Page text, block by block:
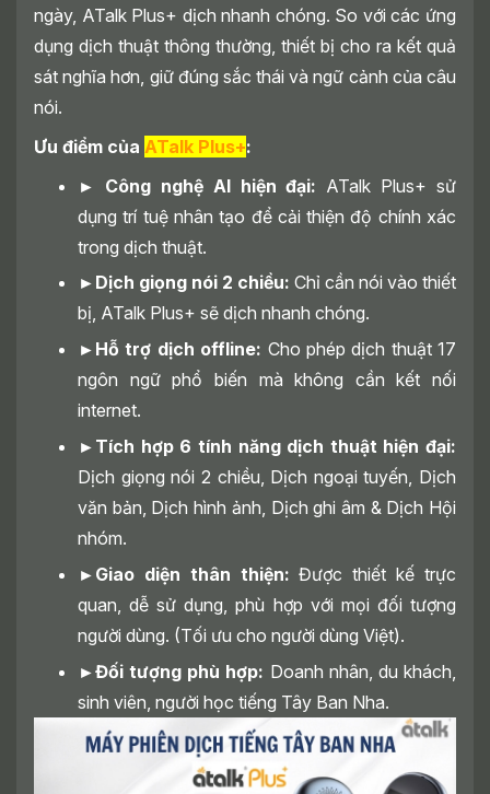
ngày, ATalk Plus+ dịch nhanh chóng. So với các ứng
dụng dịch thuật thông thường, thiết bị cho ra kết quả
sát nghĩa hơn, giữ đúng sắc thái và ngữ cảnh của câu
nói.
Ưu điểm của ATalk Plus+:
► Công nghệ AI hiện đại: ATalk Plus+ sử
dụng trí tuệ nhân tạo để cải thiện độ chính xác
trong dịch thuật.
►Dịch giọng nói 2 chiều: Chỉ cần nói vào thiết
bị, ATalk Plus+ sẽ dịch nhanh chóng.
►Hỗ trợ dịch offline: Cho phép dịch thuật 17
ngôn ngữ phổ biến mà không cần kết nối
internet.
►Tích hợp 6 tính năng dịch thuật hiện đại:
Dịch giọng nói 2 chiều, Dịch ngoại tuyến, Dịch
văn bản, Dịch hình ảnh, Dịch ghi âm & Dịch Hội
nhóm.
►Giao diện thân thiện: Được thiết kế trực
quan, dễ sử dụng, phù hợp với mọi đối tượng
người dùng. (Tối ưu cho người dùng Việt).
►Đối tượng phù hợp: Doanh nhân, du khách,
sinh viên, người học tiếng Tây Ban Nha.